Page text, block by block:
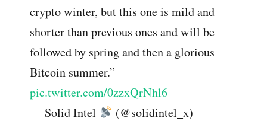
crypto winter, but this one is mild and
shorter than previous ones and will be
followed by spring and then a glorious
Bitcoin summer.”
pic.twitter.com/0zzxQrNhl6
— Solid Intel
(@solidintel_x)